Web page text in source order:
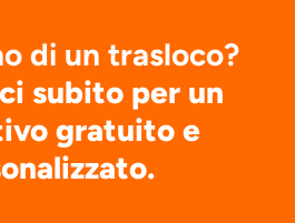
di un trasloco?
subito per un
gratuito e